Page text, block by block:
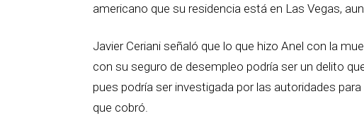
americano que su residencia está en Las Vegas,
Javier Ceriani señaló que lo que hizo Anel con la
con su seguro de desempleo podría ser un delito
pues podría ser investigada por las autoridades
que cobró.